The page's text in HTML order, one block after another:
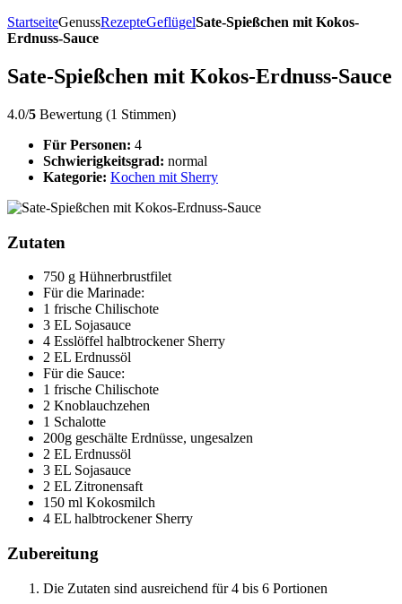
StartseiteGenussRezepteGeflügelSate-Spießchen mit Kokos-
Erdnuss-Sauce
Sate-Spießchen mit Kokos-Erdnuss-Sauce
4.0/5 Bewertung (1 Stimmen)
Für Personen: 4
Schwierigkeitsgrad: normal
Kategorie: Kochen mit Sherry
Zutaten
750 g Hühnerbrustfilet
Für die Marinade:
1 frische Chilischote
3 EL Sojasauce
4 Esslöffel halbtrockener Sherry
2 EL Erdnussöl
Für die Sauce:
1 frische Chilischote
2 Knoblauchzehen
1 Schalotte
200g geschälte Erdnüsse, ungesalzen
2 EL Erdnussöl
3 EL Sojasauce
2 EL Zitronensaft
150 ml Kokosmilch
4 EL halbtrockener Sherry
Zubereitung
Die Zutaten sind ausreichend für 4 bis 6 Portionen